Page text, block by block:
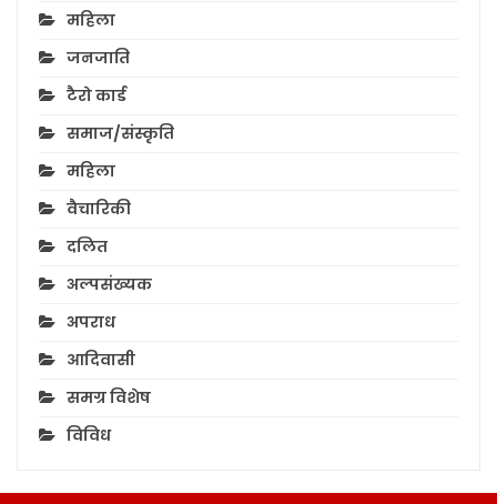
महिला
जनजाति
टैरो कार्ड
समाज/संस्कृति
महिला
वैचारिकी
दलित
अल्पसंख्यक
अपराध
आदिवासी
समग्र विशेष
विविध